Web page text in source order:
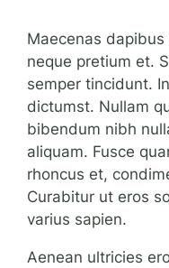
Maecenas
neque pretium et.
semper tincidunt.
dictumst. Nullam
bibendum nibh
aliquam. Fusce
rhoncus et,
Curabitur ut eros
varius sapien.
Aenean ultricies